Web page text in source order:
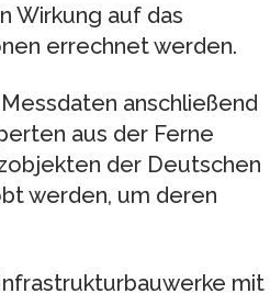
Wirkung auf das
errechnet werden.
anschließend
aus der Ferne
der Deutschen
werden, um deren
mit